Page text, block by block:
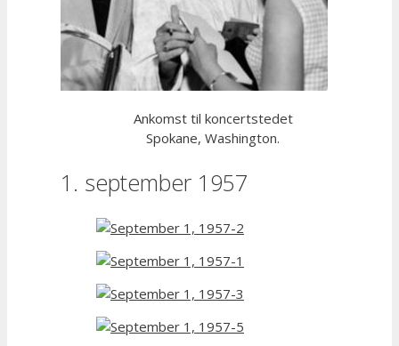
Ankomst til koncertstedet
Spokane, Washington.
1. september 1957